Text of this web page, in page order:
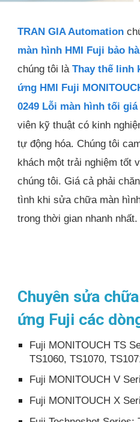
TRAN GIA Automation
màn hình HMI Fuji bảo
chúng tôi làThay thế linh
ứng HMI Fuji
0249 Lỗi màn hình tối
viên kỹ thuật có kinh
tự động hóa. Chúng tôi
khách một trải nghiệm tốt
chúng tôi. Giá cả phải
tình khi sửa chữa màn
trong thời gian nhanh nhất.
Chuyên sửa
ứng Fuji các
Fuji MONITOUCH TS
TS1060, TS1070,
Fuji MONITOUCH V
Fuji MONITOUCH X